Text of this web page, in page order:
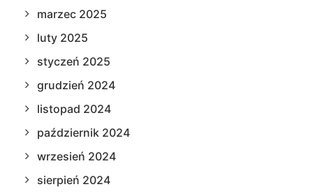
marzec 2025
luty 2025
styczeń 2025
grudzień 2024
listopad 2024
październik 2024
wrzesień 2024
sierpień 2024